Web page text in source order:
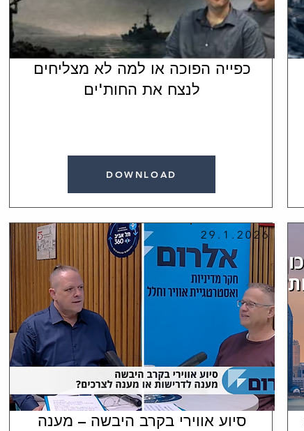
כפייה הפוכה או למה לא מצליחים
לנצח את החות'ים
DOWNLOAD
29.1.2026
סיוע אווירי בקרב היבשה – מענה